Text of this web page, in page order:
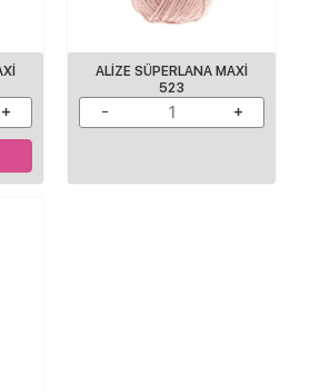
ALIZE SÜPERLANA MAXI
523